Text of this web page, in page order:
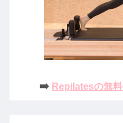
➡️ Repilatesの無